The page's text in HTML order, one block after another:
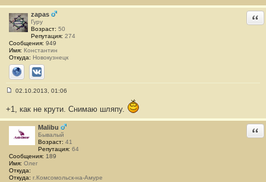
е
#
1
1
zapas
Гуру
Возраст: 50
Репутация: 274
Сообщения: 949
Имя: Константин
Откуда: Новокузнецк
СайтВКонтакте
о
б
щ
н
и
е
#
1
2
02.10.2013, 01:06
+1, как не крути. Снимаю шляпу.
Malibu
Бывалый
Возраст: 41
Репутация: 64
Сообщения: 189
Имя: Олег
Откуда:
Откуда: г.Комсомольск-на-Амуре